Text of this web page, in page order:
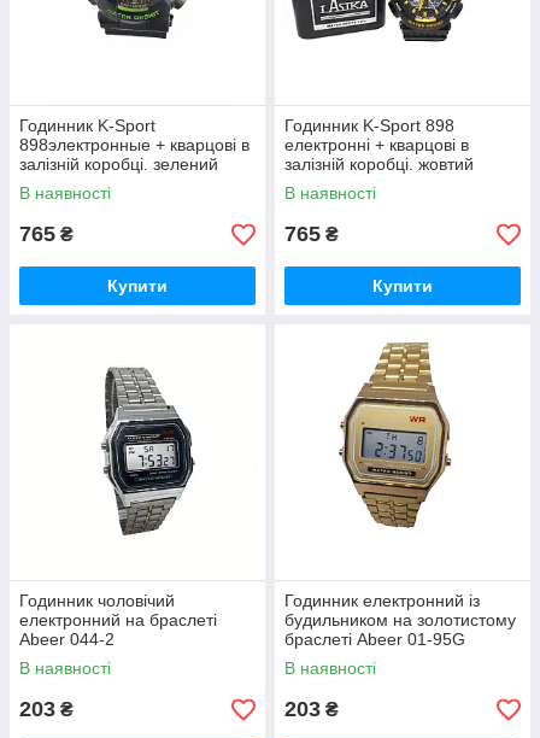
Годинник K-Sport
898электронные + кварцові в
залізній коробці. зелений
В наявності
765 ₴
Купити
Годинник K-Sport 898
електронні + кварцові в
залізній коробці. жовтий
В наявності
765 ₴
Купити
Годинник чоловічий
електронний на браслеті
Abeer 044-2
В наявності
203 ₴
Годинник електронний із
будильником на золотистому
браслеті Abeer 01-95G
В наявності
203 ₴